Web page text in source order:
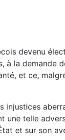
devenu
la demande
et ce,
injustices
une telle
et sur son